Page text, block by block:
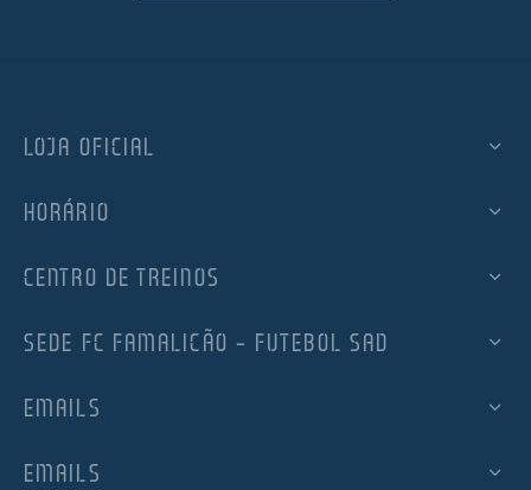
LOJA OFICIAL
HORÁRIO
CENTRO DE TREINOS
SEDE FC FAMALICÃO – FUTEBOL SAD
EMAILS
EMAILS